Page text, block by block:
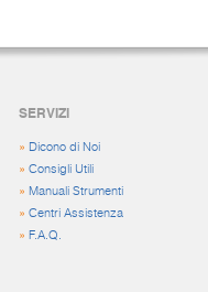
SERVIZI
» Dicono di Noi
»Consigli Utili
» Manuali Strumenti
»Centri Assistenza
» F.A.Q.